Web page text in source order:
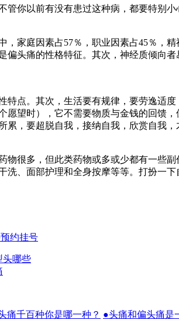
你以前有没有患过这种病，都要特别小
，家庭因素占57％，职业因素占45％
偏头痛的性格特征。其次，神经质倾向
特点。其次，生活要有规律，要劳逸适
愿望时），它不需要物质与金钱的回馈
累，要超脱自我，接纳自我，欣赏自我，
物很多，但此类药物或多或少都有一些
洗、面部护理和全身按摩等等。打扮一
约挂号
头哪些
痛千百种你是哪一种？ ●头痛和偏头痛是